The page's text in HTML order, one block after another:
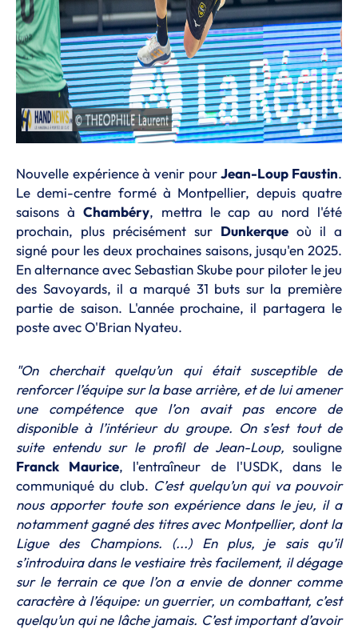
Nouvelle expérience à venir pourJean-Loup Faustin.
Le demi-centre formé à Montpellier, depuis quatre
saisons à Chambéry, mettra le cap au nord l'été
prochain, plus précisément sur Dunkerque où il a
signé pour les deux prochaines saisons, jusqu'en 2025.
En alternance avec Sebastian Skube pour piloter le jeu
des Savoyards, il a marqué 31 buts sur la première
partie de saison. L'année prochaine, il partagera le
poste avec O'Brian Nyateu.
"On cherchait quelqu’un qui était susceptible de
renforcer l’équipe sur la base arrière, et de lui amener
une compétence que l’on avait pas encore de
disponible à l’intérieur du groupe. On s’est tout de
suite entendu sur le profil de Jean-Loup, souligne
Franck Maurice, l'entraîneur de l'USDK, dans le
communiqué du club. C’est quelqu’un qui va pouvoir
nous apporter toute son expérience dans le jeu, il a
notamment gagné des titres avec Montpellier, dont la
Ligue des Champions. (...) En plus, je sais qu’il
s’introduira dans le vestiaire très facilement, il dégage
sur le terrain ce que l’on a envie de donner comme
caractère à l’équipe: un guerrier, un combattant, c’est
quelqu’un qui ne lâche jamais. C’est important d’avoir